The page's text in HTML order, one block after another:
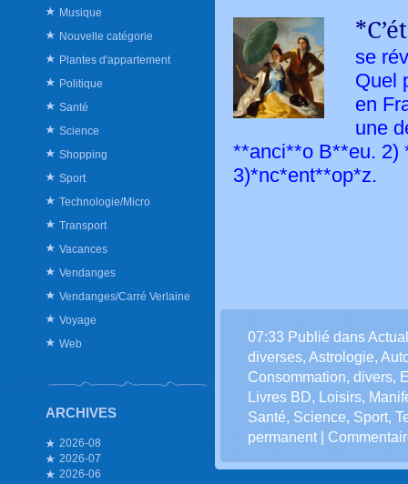
Musique
Nouvelle catégorie
Plantes d'appartement
Politique
Santé
Science
Shopping
Sport
Technologie/Micro
Transport
Vacances
Vendanges
Vendanges/Carré Verlaine
Voyage
Web
ARCHIVES
2026-08
2026-07
2026-06
se
Quel
en
une
**anci**o B**eu. 2)
3)*nc*ent**op*z.
07:33 Publié dans
diverses, Astrologie,
Consommation, divers,
Livres BD, Loisirs,
Santé, Science, Sport,
permanent